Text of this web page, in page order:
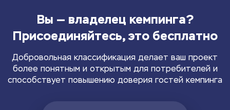
Вы — владелец кемпинга?
Присоединяйтесь, это бесплатно
Добровольная классификация делает ваш проект
более понятным и открытым для потребителей и
способствует повышению доверия гостей кемпинга